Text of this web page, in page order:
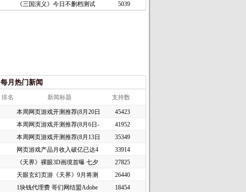
《三国演义》今日不删档测试
5039
每月热门新闻
排名 新闻标题 支持数
本周网页游戏开测推荐(8月20日
45423
本周网页游戏开测推荐(8月6日-
41952
本周网页游戏开测推荐(8月13日
35349
网页游戏产品月收入破亿已达4
33914
《天界》裸眼3D画境首曝 七夕
27825
天眼玄幻页游《天界》9月将测
26440
1块钱代理费 哥们网结盟Adobe
18454